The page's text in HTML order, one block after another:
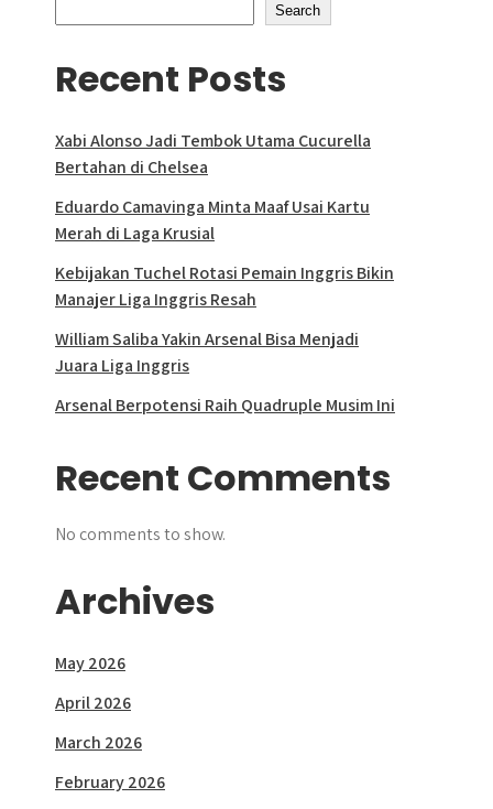
Search
Recent Posts
Xabi Alonso Jadi Tembok Utama Cucurella
Bertahan di Chelsea
Eduardo Camavinga Minta Maaf Usai Kartu
Merah di Laga Krusial
Kebijakan Tuchel Rotasi Pemain Inggris Bikin
Manajer Liga Inggris Resah
William Saliba Yakin Arsenal Bisa Menjadi
Juara Liga Inggris
Arsenal Berpotensi Raih Quadruple Musim Ini
Recent Comments
No comments to show.
Archives
May 2026
April 2026
March 2026
February 2026